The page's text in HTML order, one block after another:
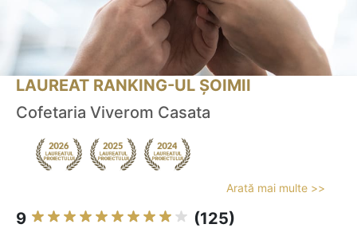
LAUREAT RANKING-UL ȘOIMII
Cofetaria Viverom Casata
Arată mai multe >>
9 (125)